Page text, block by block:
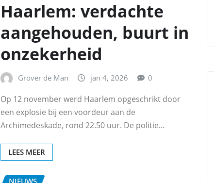
Haarlem: verdachte
aangehouden, buurt in
onzekerheid
Grover de Man jan 4, 2026 0
Op 12 november werd Haarlem opgeschrikt door
een explosie bij een voordeur aan de
Archimedeskade, rond 22.50 uur. De politie…
LEES MEER
NIEUWS